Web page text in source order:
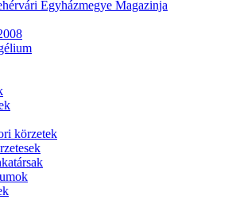
Egyházmegye Magazinja
körzetek